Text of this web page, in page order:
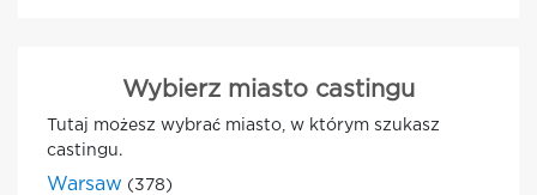
Wybierz miasto castingu
Tutaj możesz wybrać miasto, w którym szukasz
castingu.
Warsaw (378)